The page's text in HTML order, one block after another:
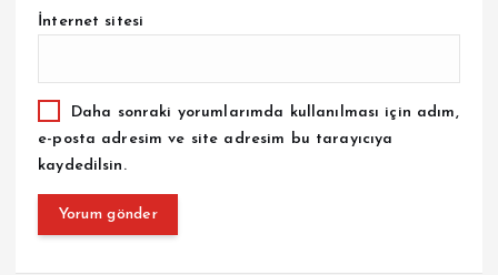
İnternet sitesi
Daha sonraki yorumlarımda kullanılması için adım,
e-posta adresim ve site adresim bu tarayıcıya
kaydedilsin.